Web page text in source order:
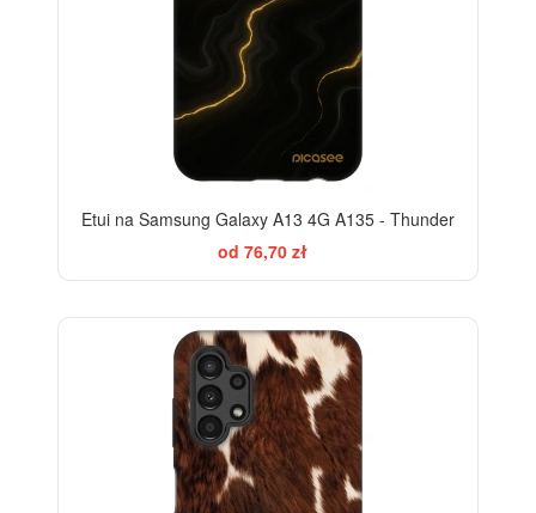
Etui na Samsung Galaxy A13 4G A135 - Thunder
od 76,70 zł